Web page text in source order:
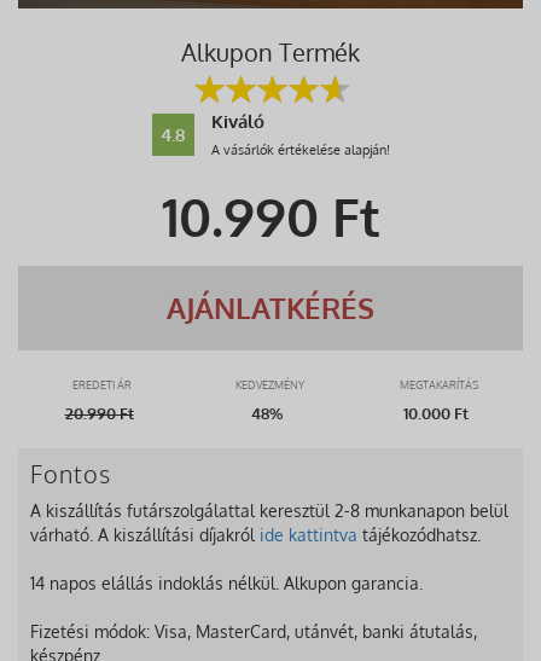
Alkupon Termék
4.8
Kiváló
A vásárlók értékelése alapján!
10.990 Ft
AJÁNLATKÉRÉS
EREDETI ÁR KEDVEZMÉNY MEGTAKARÍTÁS
20.990Ft 48% 10.000 Ft
Fontos
A kiszállítás futárszolgálattal keresztül 2-8 munkanapon belül
várható. A kiszállítási díjakról ide kattintva tájékozódhatsz.
14 napos elállás indoklás nélkül. Alkupon garancia.
Fizetési módok: Visa, MasterCard, utánvét, banki átutalás,
készpénz